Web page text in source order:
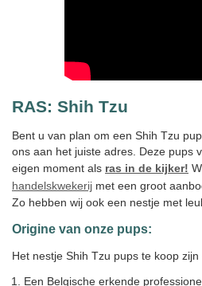
RAS: Shih Tzu
Bent u van plan om een Shih Tzu
ons aan het juiste adres. Deze pups
eigen moment als ras in de kijker!
handelskwekerij met een groot
Zo hebben wij ook een nestje met
Origine van onze pups:
Het nestje Shih Tzu pups te koop
Een Belgische erkende